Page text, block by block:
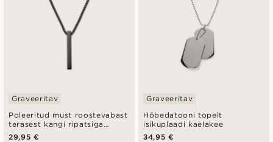
Poleeritud must roostevabast
terasest kangi ripatsiga
kaelakee
Graveeritav
29,95 €
Hõbedatooni topelt
isikuplaadi kaelakee
Graveeritav
34,95 €